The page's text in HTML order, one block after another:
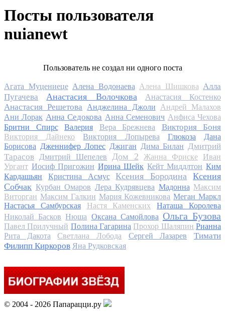
Посты пользователя
nuianewt
Пользователь не создал ни одного поста
Агата Муцениеце Алена Водонаева Алена Шишкова Алла
Пугачева
Анастасия Волочкова Анастасия Костенко
Анастасия Решетова Анджелина Джоли
Андрей Малахов
Ани Лорак Анна Седокова Анна Семенович Анфиса Чехова
Бритни Спирс
Валерия Вера Брежнева Виктория Боня
Виктория Дайнеко Виктория Лопырева Глюкоза
Дана
Борисова Дженнифер Лопес Джиган Дима Билан Дмитрий
Тарасов
Дмитрий Шепелев Дом 2 Жанна Фриске
Иван
Ургант Иосиф Пригожин Ирина Шейк Кейт Миддлтон Ким
Кардашьян
Кристина Асмус Ксения Бородина
Ксения
Собчак Курбан Омаров Лера Кудрявцева Мадонна Максим
Виторган Максим Галкин Мария Кожевникова Меган Маркл
Настасья Самбурская
Настя Каменских
Наташа Королева
Николай Басков Нюша Оксана Самойлова Ольга Бузова
Павел Прилучный Полина Гагарина Прохор Шаляпин Рианна
Рита Дакота
Светлана Лобода Сергей Лазарев
Тимати
Филипп Киркоров Яна Рудковская
© 2004 - 2026 Папарацци.ру